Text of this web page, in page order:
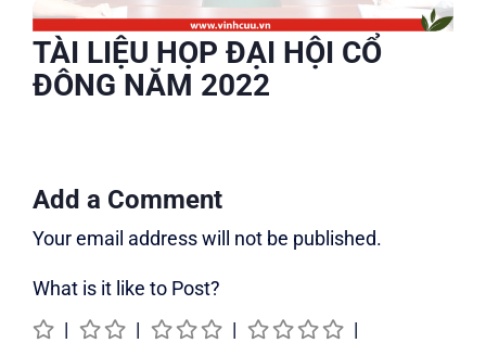
TÀI LIỆU HỌP ĐẠI HỘI CỔ
ĐÔNG NĂM 2022
Add a Comment
Your email address will not be published.
What is it like to Post?